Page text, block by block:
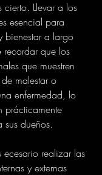
Llevar a los
esencial para
bienestar a largo
recordar que los
que muestren
malestar o
enfermedad, lo
prácticamente
dueños.
ecesario realizar las
y externas